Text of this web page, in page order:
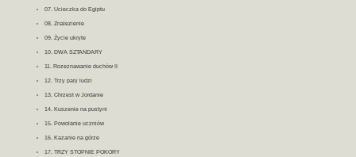
07. Ucieczka do Egiptu
08. Znalezienie
09. Życie ukryte
10. DWA SZTANDARY
11. Rozeznawanie duchów II
12. Trzy pary ludzi
13. Chrzest w Jordanie
14. Kuszenie na pustyni
15. Powołanie uczniów
16. Kazanie na górze
17. TRZY STOPNIE POKORY